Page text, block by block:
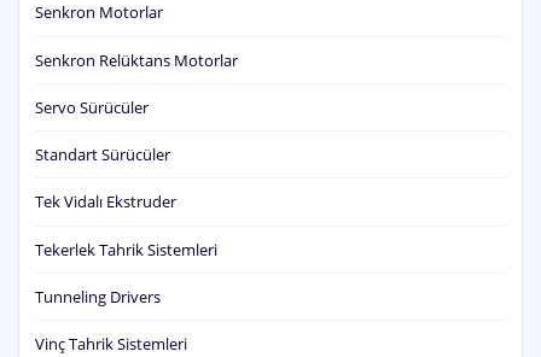
Senkron Motorlar
Senkron Relüktans Motorlar
Servo Sürücüler
Standart Sürücüler
Tek Vidalı Ekstruder
Tekerlek Tahrik Sistemleri
Tunneling Drivers
Vinç Tahrik Sistemleri